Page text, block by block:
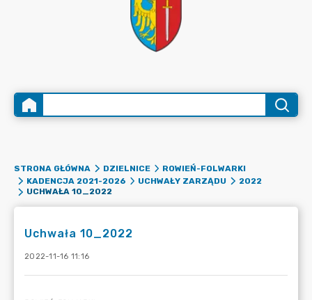
STRONA GŁÓWNA DZIELNICE
ROWIEŃ-FOLWARKI
KADENCJA 2021-2026
UCHWAŁY ZARZĄDU
2022
UCHWAŁA 10_2022
Uchwała 10_2022
2022-11-16 11:16